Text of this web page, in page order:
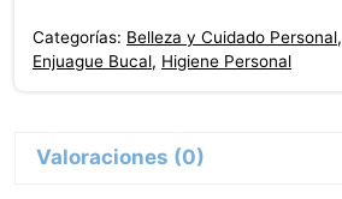
Total
cantidad
Categorías: Belleza y Cuidado Personal,
Enjuague Bucal, Higiene Personal